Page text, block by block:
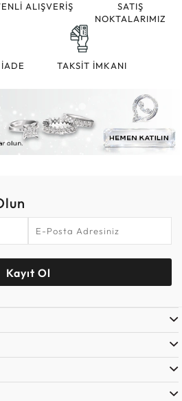
ALIŞVERİŞ
SATIŞ
NOKTALARIMIZ
TAKSİT İMKANI
Kayıt Ol